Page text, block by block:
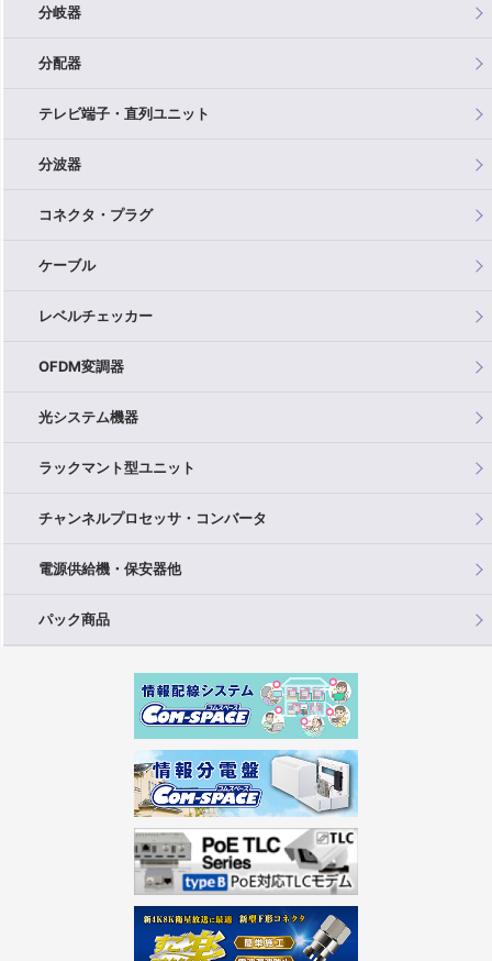
分岐器
分配器
テレビ端子・直列ユニット
分波器
コネクタ・プラグ
ケーブル
レベルチェッカー
OFDM変調器
光システム機器
ラックマント型ユニット
チャンネルプロセッサ・コンバータ
電源供給機・保安器他
パック商品